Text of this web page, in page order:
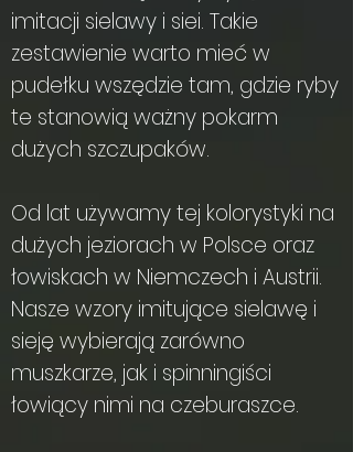
imitacji sielawy i siei. Takie
zestawienie warto mieć w
pudełku wszędzie tam, gdzie ryby
te stanowią ważny pokarm
dużych szczupaków.
Od lat używamy tej kolorystyki na
dużych jeziorach w Polsce oraz
łowiskach w Niemczech i Austrii.
Nasze wzory imitujące sielawę i
sieję wybierają zarówno
muszkarze, jak i spinningiści
łowiący nimi na czeburaszce.